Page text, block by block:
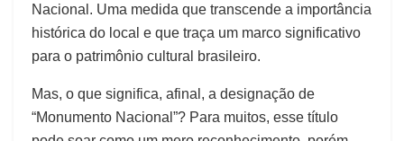
Nacional. Uma medida que transcende a importância
histórica do local e que traça um marco significativo
para o patrimônio cultural brasileiro.
Mas, o que significa, afinal, a designação de
“Monumento Nacional”? Para muitos, esse título